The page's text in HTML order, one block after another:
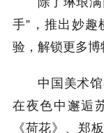
手”，推出妙
验，解锁更多博
中国美术
在夜色中邂逅
《荷花》、郑